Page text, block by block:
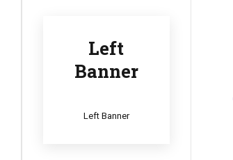
Left
Banner
Left Banner